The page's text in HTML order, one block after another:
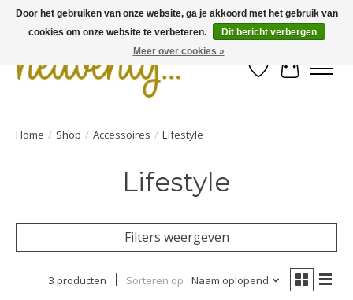
Verlanglijst
Home / Shop / Accessoires / Lifestyle
Lifestyle
Filters weergeven
3 producten Sorteren op Naam oplopend
Door het gebruiken van onze website, ga je akkoord met het gebruik van
cookies om onze website te verbeteren.
Dit bericht verbergen
Meer over cookies »